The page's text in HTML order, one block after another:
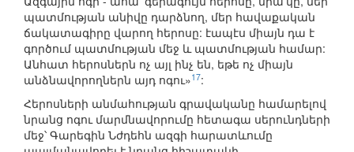
պատմության անիվը դարձնող, մեր հավաքական
ճակատագիրը վարող հերոսը: էապէս միայն դա է
գործում պատմության մեջ և պատմության համար:
Անհատ հերոսներն ոչ այլ ինչ են, եթե ոչ միայն
անձնավորողներն այդ ոգու»17:
Հերոսների անմահության գրավականը համարելով
նրանց ոգու մարմնավորումը հետագա սերունդների
մեջ՝ Գարեգին Նժդեհն ազգի հարատևումը